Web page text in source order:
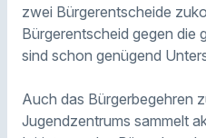
zwei Bürgerentscheide
Bürgerentscheid gegen die
sind schon genügend
Auch das Bürgerbegehren
Jugendzentrums sammelt